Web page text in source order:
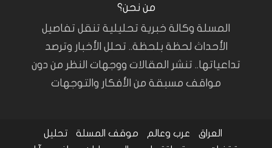
من نحن؟
المسلة وكالة خبرية تحليلية تنقل تفاصيل
الأحداث لحظة بلحظة.. تحلل الأخبار وترصد
تداعياتها.. تنشر المقالات ووجهات النظر من دون
مواقف مسبقة من الأفكار والتوجهات
العراق عرب وعالم موقف المسلة
تحليل